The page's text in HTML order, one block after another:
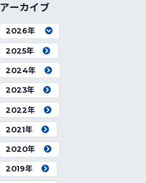
アーカイブ
2026年
2025年
2024年
2023年
2022年
2021年
2020年
2019年